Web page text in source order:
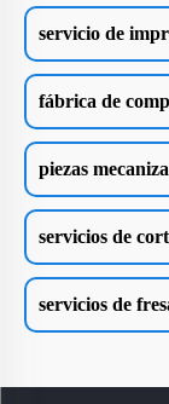
servicio de
fábrica de
piezas
servicios de
servicios de